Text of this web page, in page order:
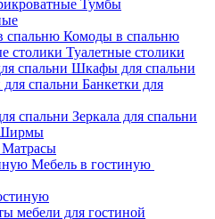
Тумбы
Комоды в спальню
Туалетные столики
Шкафы для спальни
Банкетки для
Зеркала для спальни
Матрасы
Мебель в гостиную